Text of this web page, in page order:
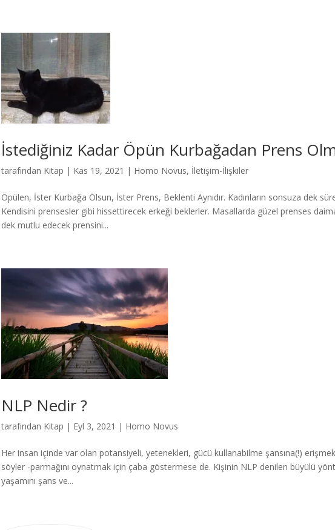
İstediğiniz Kadar Öpün Kurbağadan Prens
tarafından Kitap | Kas 19, 2021 | Homo Novus, İletişim-İlişkiler
Öpülen, İster Kurbağa Olsun, İster Prens, Beklenti Aynıdır. Kadınların sonsuza dek
Kendisini prensesler gibi hissettirecek erkeği beklerler. Masallarda güzel prenses
dek mutlu edecek prensini...
NLP Nedir ?
tarafından Kitap | Eyl 3, 2021 | Homo Novus
Her insan içinde var olan potansiyeli, yetenekleri, gücü kullanabilme şansına(!)
söyler -parmağını oynatmak için çaba göstermese de. Kişinin NLP denilen büyülü
yaşamını şans ve...